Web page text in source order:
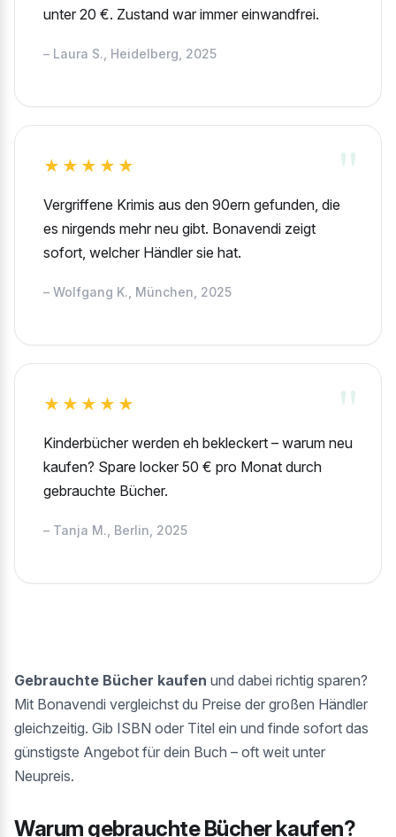
unter 20 €. Zustand war immer einwandfrei.
– Laura S., Heidelberg, 2025
★★★★★
Vergriffene Krimis aus den 90ern gefunden, die
es nirgends mehr neu gibt. Bonavendi zeigt
sofort, welcher Händler sie hat.
– Wolfgang K., München, 2025
★★★★★
Kinderbücher werden eh bekleckert – warum neu
kaufen? Spare locker 50 € pro Monat durch
gebrauchte Bücher.
– Tanja M., Berlin, 2025
Gebrauchte Bücher kaufen und dabei richtig sparen?
Mit Bonavendi vergleichst du Preise der großen Händler
gleichzeitig. Gib ISBN oder Titel ein und finde sofort das
günstigste Angebot für dein Buch – oft weit unter
Neupreis.
Warum gebrauchte Bücher kaufen?